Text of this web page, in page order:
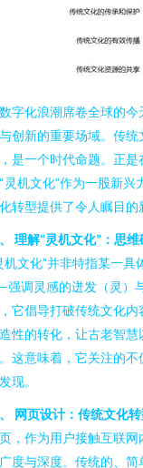
字化浪潮席卷全球的
创新的重要场域。传
是一个时代命题。正是
灵机文化”作为一股新
转型提供了令人瞩目的
理解“灵机文化”：思
机文化”并非特指某一
调灵感的迸发（灵）
它倡导打破传统文化
性的转化，让古老智
这意味着，它关注的
现。
网页设计：传统文化
，作为用户接触互联
度与深度。传统的、